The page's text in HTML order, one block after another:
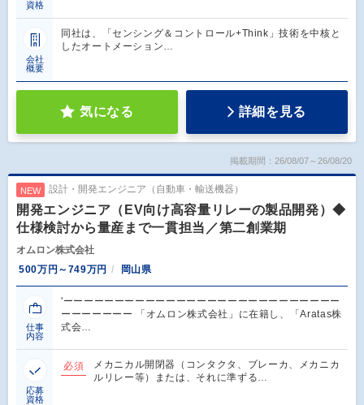
資格
会社
概要
同社は、「センシング＆コントロール+Think」技術を中核と
したオートメーション…
気になる 詳細を見る
掲載期間：26/08/07～26/08/20
NEW 設計・開発エンジニア（自動車・輸送機器）
開発エンジニア（EV向け高容量リレーの製品開発）◆
仕様検討から量産まで一貫担当／第二創業期
オムロン株式会社
500万円～749万円
岡山県
仕事
内容
'ーーーーーーーーーーーーーーーーーーーーーーーーーーー
ーーーーーーー 「オムロン株式会社」に在籍し、「Aratas株
式会…
応募
資格
必須
メカニカル開閉器（コンタクタ、ブレーカ、メカニカ
ルリレー等）または、それに準ずる…